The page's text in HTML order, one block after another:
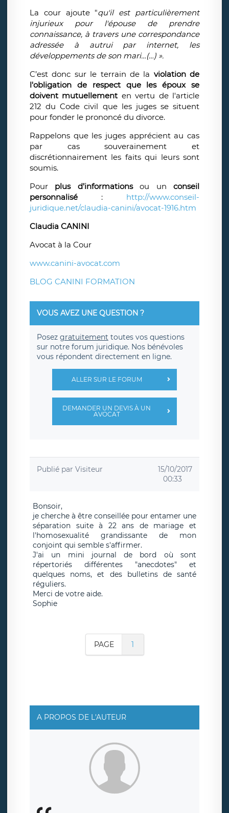
La cour ajoute "qu'il est particulièrement
injurieux pour l'épouse de prendre
connaissance, à travers une correspondance
adressée à autrui par internet, les
développements de son mari…(…) ».
C’est donc sur le terrain de la violation de
l'obligation de respect que les époux se
doivent mutuellementen vertu de l'article
212 du Code civil que les juges se situent
pour fonder le prononcé du divorce.
Rappelons que les juges apprécient au cas
par cas souverainement et
discrétionnairement les faits qui leurs sont
soumis.
Pour plus d’informationsou unconseil
personnalisé : http://www.conseil-
juridique.net/claudia-canini/avocat-1916.htm
Claudia CANINI
Avocat à la Cour
www.canini-avocat.com
BLOG CANINI FORMATION
VOUS AVEZ UNE QUESTION ?
Posez gratuitement toutes vos questions
sur notre forum juridique. Nos bénévoles
vous répondent directement en ligne.
ALLER SUR LE FORUM
DEMANDER UN DEVIS À UN
AVOCAT
Publié par Visiteur
15/10/2017
00:33
Bonsoir,
je cherche à être conseillée pour entamer une
séparation suite à 22 ans de mariage et
l'homosexualité grandissante de mon
conjoint qui semble s'affirmer.
J'ai un mini journal de bord où sont
répertoriés différentes "anecdotes" et
quelques noms, et des bulletins de santé
réguliers.
Merci de votre aide.
Sophie
PAGE 1
A PROPOS DE L'AUTEUR